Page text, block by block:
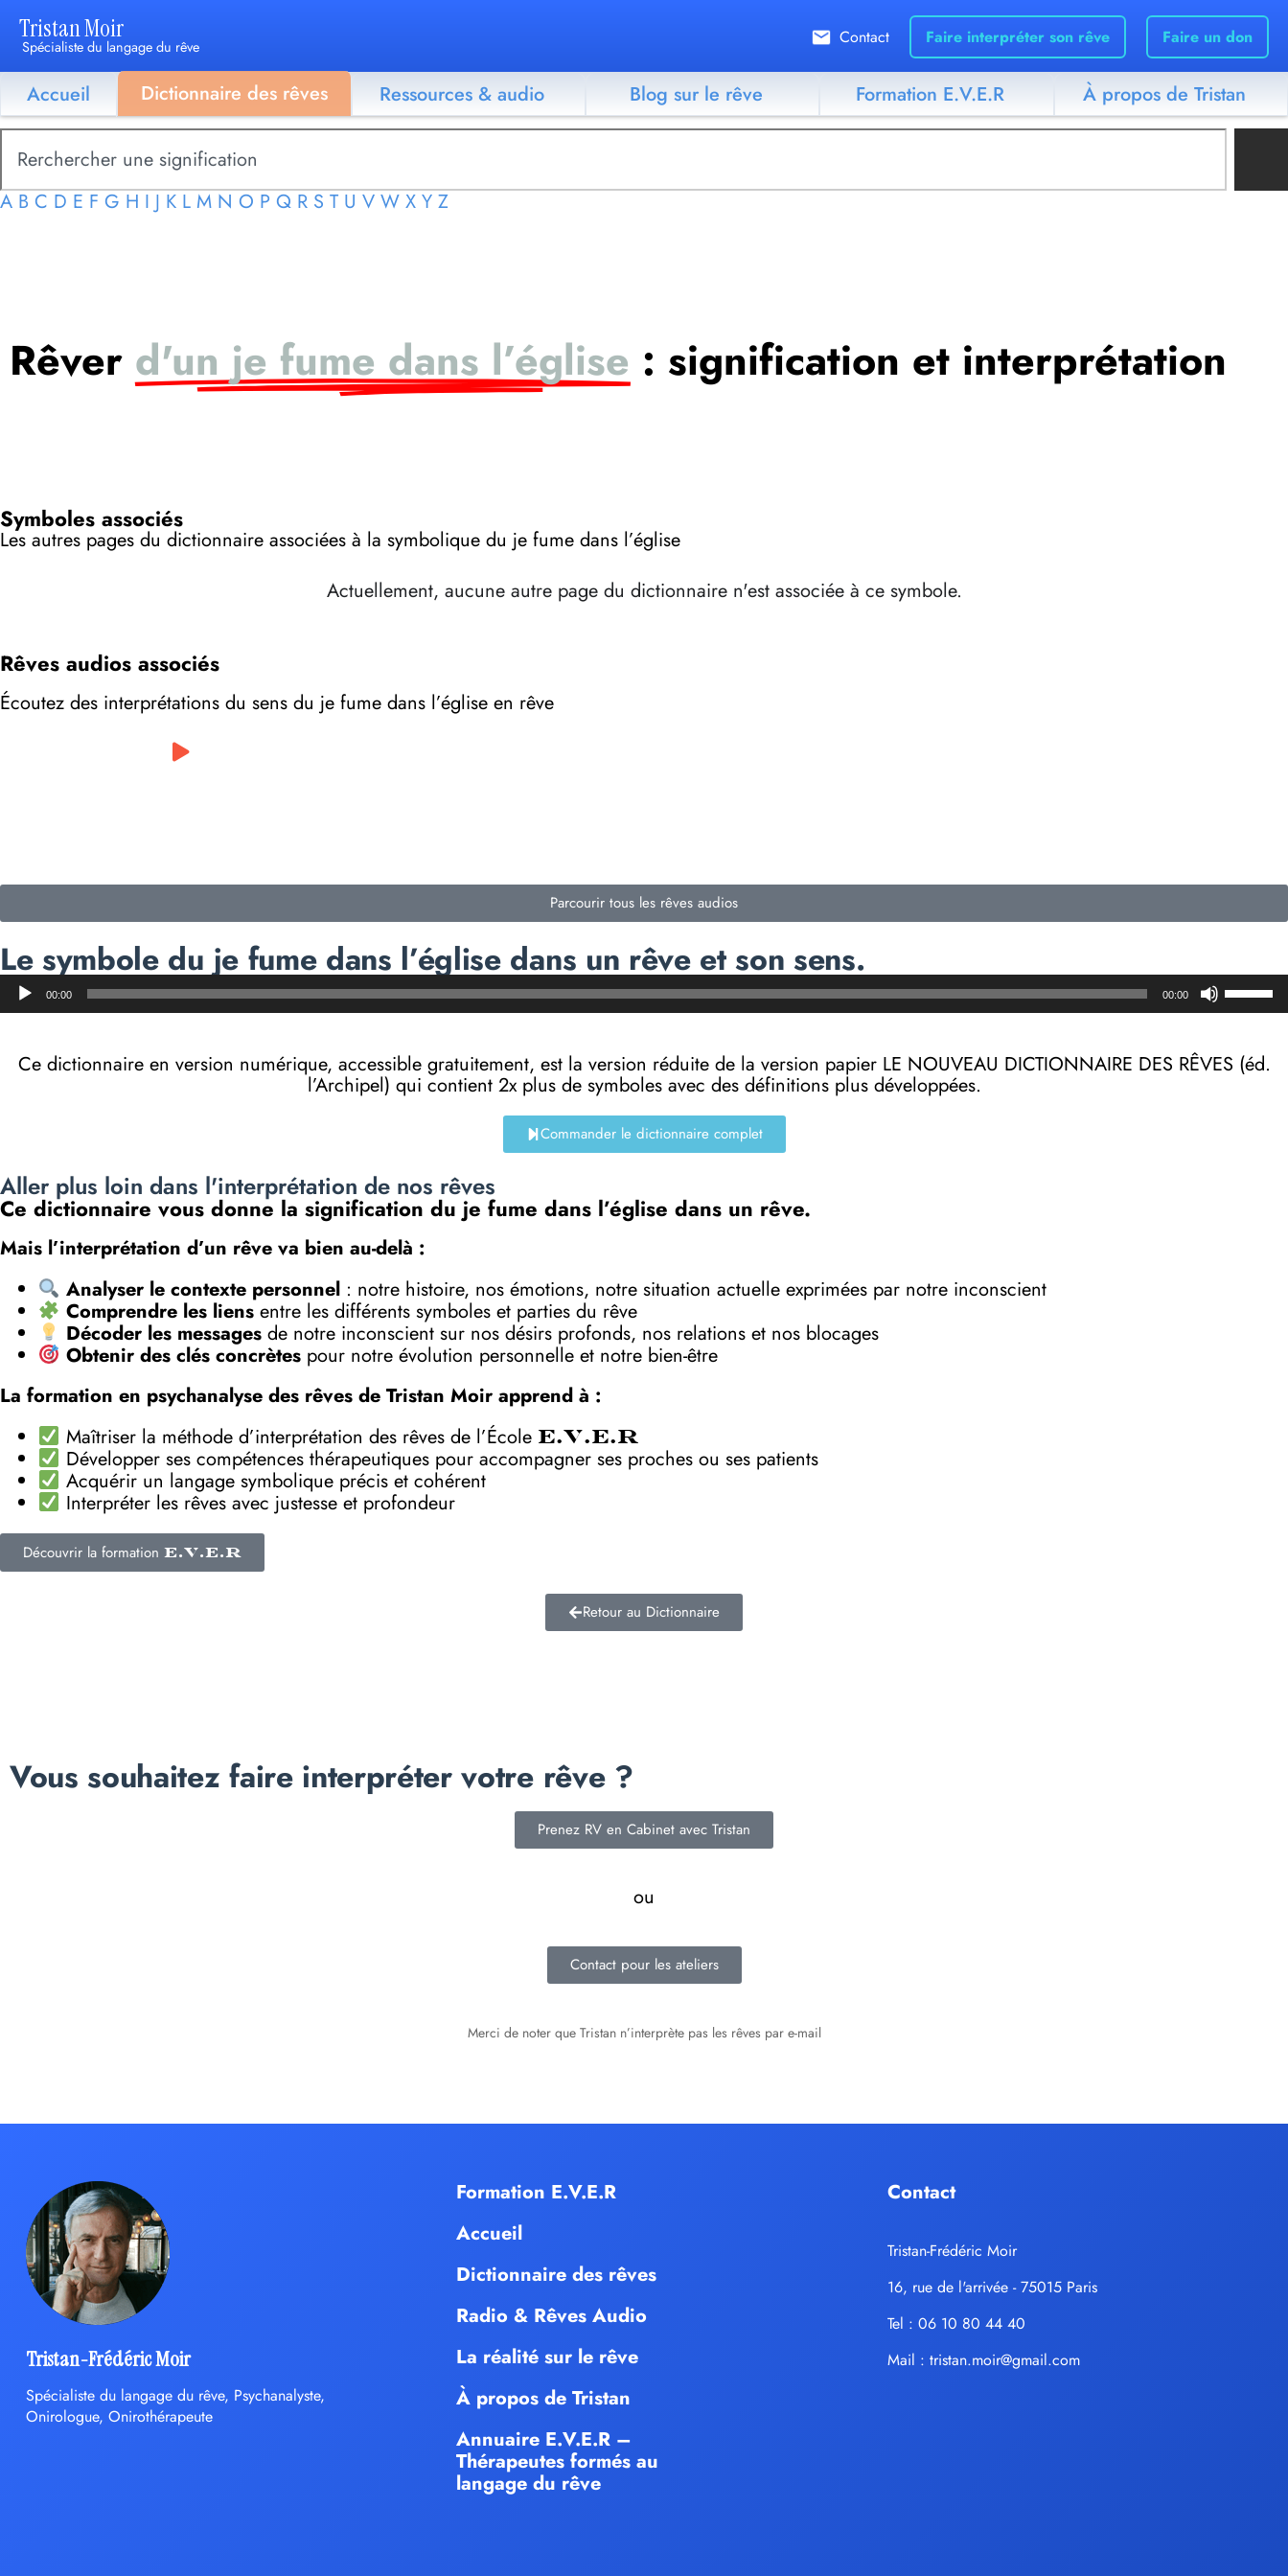
Tristan Moir
Spécialiste du langage du rêve Contact Faire interpréter son rêve Faire un don
Accueil Dictionnaire des rêves Ressources & audio Blog sur le rêve Formation E.V.E.R À propos de Tristan
A B C D E F G H I J K L M N O P Q R S T U V W X Y Z
Rêver d'un je fume dans l’église : signification et interprétation
Symboles associés
Les autres pages du dictionnaire associées à la symbolique du je fume dans l’église
Actuellement, aucune autre page du dictionnaire n'est associée à ce symbole.
Rêves audios associés
Écoutez des interprétations du sens du je fume dans l’église en rêve
Parcourir tous les rêves audios
Le symbole du je fume dans l’église dans un rêve et son sens.
Lecteur
audio00:00 00:00
haut/
pour
Ce dictionnaire en version numérique, accessible gratuitement, est la version réduite de la version papier LE NOUVEAU DICTIONNAIRE DES RÊVES (éd.
l’Archipel) qui contient 2x plus de symboles avec des définitions plus développées.
Commander le dictionnaire complet
Aller plus loin dans l'interprétation de nos rêves
Ce dictionnaire vous donne la signification du je fume dans l’église dans un rêve.
Mais l’interprétation d’un rêve va bien au-delà :
Analyser le contexte personnel: notre histoire, nos émotions, notre situation actuelle exprimées par notre inconscient
Comprendre les liensentre les différents symboles et parties du rêve
Décoder les messagesde notre inconscient sur nos désirs profonds, nos relations et nos blocages
Obtenir des clés concrètespour notre évolution personnelle et notre bien-être
La formation en psychanalyse des rêves de Tristan Moir apprend à :
Maîtriser la méthode d’interprétation des rêves de l’École E.V.E.R
Développer ses compétences thérapeutiques pour accompagner ses proches ou ses patients
Acquérir un langage symbolique précis et cohérent
Interpréter les rêves avec justesse et profondeur
Découvrir la formation E.V.E.R
Retour au Dictionnaire
Vous souhaitez faire interpréter votre rêve ?
Prenez RV en Cabinet avec Tristan
ou
Contact pour les ateliers
Merci de noter que Tristan n’interprète pas les rêves par e-mail
Tristan-Frédéric Moir
Spécialiste du langage du rêve, Psychanalyste,
Onirologue, Onirothérapeute
Formation E.V.E.R
Accueil
Dictionnaire des rêves
Radio & Rêves Audio
La réalité sur le rêve
À propos de Tristan
Annuaire E.V.E.R –
Thérapeutes formés au
langage du rêve
Contact
Tristan-Frédéric Moir
16, rue de l'arrivée - 75015 Paris
Tel : 06 10 80 44 40
Mail :tristan.moir@gmail.com